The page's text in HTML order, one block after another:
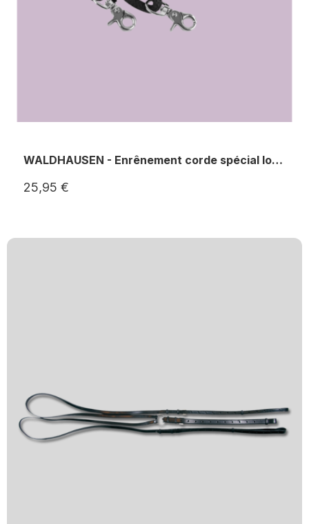
WALDHAUSEN - Enrênement corde spécial longe
25,95 €